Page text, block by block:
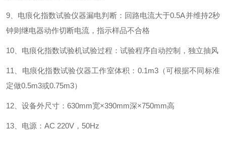
9、电痕化指数试验仪器漏电判断：回路电流大于0.5A并维持2秒
钟则继电器动作切断电流，指示样品不合格
10、电痕化指数试验机试验过程：试验程序自动控制，独立抽风
11、电痕化指数试验仪器工作室体积：0.1m3（可根据不同标准
定做0.5m3或0.75m3）
12、设备外尺寸：630mm宽×390mm深×750mm高
13、电源：AC 220V，50Hz